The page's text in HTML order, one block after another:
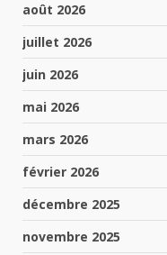
août 2026
juillet 2026
juin 2026
mai 2026
mars 2026
février 2026
décembre 2025
novembre 2025